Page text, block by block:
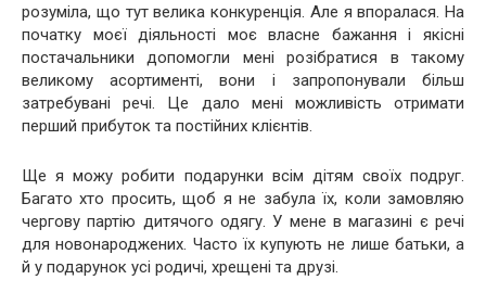
розуміла, що тут велика конкуренція. Але я впоралася. На
початку моєї діяльності моє власне бажання і якісні
постачальники допомогли мені розібратися в такому
великому асортименті, вони і запропонували більш
затребувані речі. Це дало мені можливість отримати
перший прибуток та постійних клієнтів.
Ще я можу робити подарунки всім дітям своїх подруг.
Багато хто просить, щоб я не забула їх, коли замовляю
чергову партію дитячого одягу. У мене в магазині є речі
для новонароджених. Часто їх купують не лише батьки, а
й у подарунок усі родичі, хрещені та друзі.